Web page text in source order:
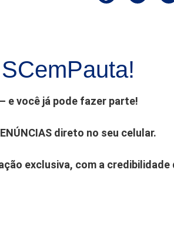
e você já pode fazer parte!
direto no seu celular.
exclusiva, com a credibilidade